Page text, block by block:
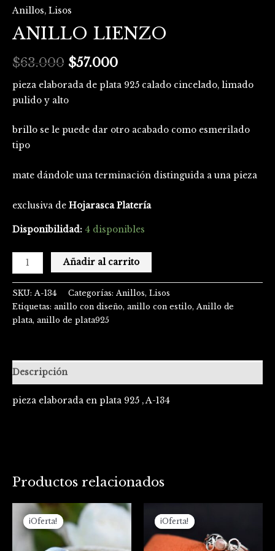
Anillos, Lisos
ANILLO LIENZO
$63.000 $57.000
pieza elaborada de plata 925 calado cincelado, limado
pulido y alto
brillo se le puede dar otro acabado como esmerilado
tipo
mate dándole una terminación distinguida a una pieza
exclusiva de Hojarasca Platería
Disponibilidad: 4 disponibles
Añadir al carrito
SKU: A-134 Categorías: Anillos, Lisos
Etiquetas: anillo con diseño, anillo con estilo, Anillo de
plata, anillo de plata925
Descripción
pieza elaborada en plata 925 , A-134
Productos relacionados
¡Oferta!
¡Oferta!
El
precio
original
era:
$130.000.
El
$102.000.
¡Oferta!
¡Oferta!
precio
original
era:
$107.000.
es:
$78.000.